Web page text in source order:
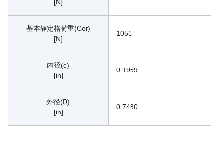
[N]
基本静定格荷重(Cor)
[N]
1053
内径(d)
[in]
0.1969
外径(D)
[in]
0.7480